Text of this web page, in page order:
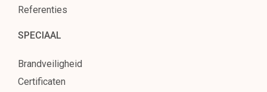
Referenties
SPECIAAL
Brandveiligheid
Certificaten